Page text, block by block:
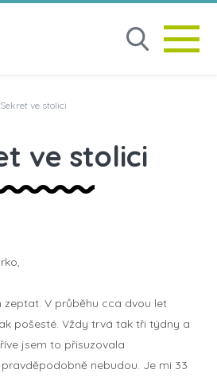
Sekret ve stolici
ve stolici
V průběhu cca dvou let
pošesté. Vždy trvá tak tři týdny a
jsem to přisuzovala
nebudou. Je mi 33